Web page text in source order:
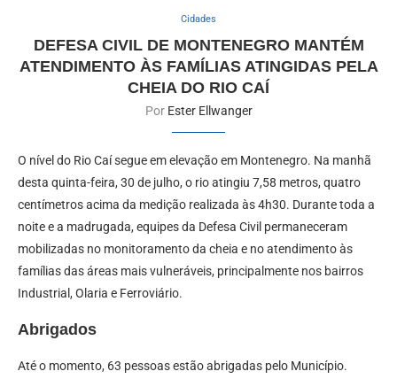
Cidades
DEFESA CIVIL DE MONTENEGRO MANTÉM
ATENDIMENTO ÀS FAMÍLIAS ATINGIDAS PELA
CHEIA DO RIO CAÍ
Por Ester Ellwanger
O nível do Rio Caí segue em elevação em Montenegro. Na manhã
desta quinta-feira, 30 de julho, o rio atingiu 7,58 metros, quatro
centímetros acima da medição realizada às 4h30. Durante toda a
noite e a madrugada, equipes da Defesa Civil permaneceram
mobilizadas no monitoramento da cheia e no atendimento às
famílias das áreas mais vulneráveis, principalmente nos bairros
Industrial, Olaria e Ferroviário.
Abrigados
Até o momento, 63 pessoas estão abrigadas pelo Município.